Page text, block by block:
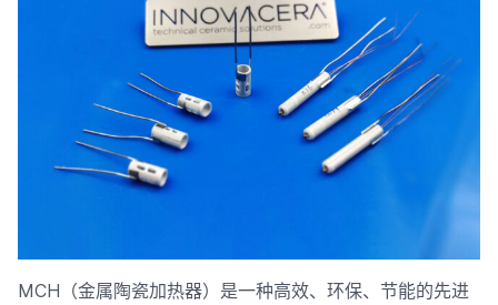
MCH（金属陶瓷加热器）是一种高效、环保、节能的先进